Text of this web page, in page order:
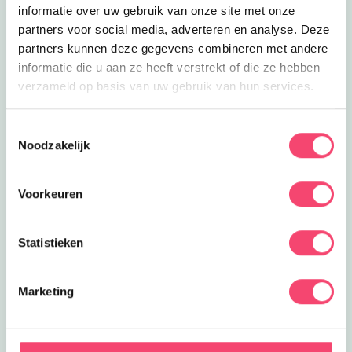
informatie over uw gebruik van onze site met onze
partners voor social media, adverteren en analyse. Deze
partners kunnen deze gegevens combineren met andere
informatie die u aan ze heeft verstrekt of die ze hebben
verzameld op basis van uw gebruik van hun services.
Noodzakelijk
Voorkeuren
Statistieken
Marketing